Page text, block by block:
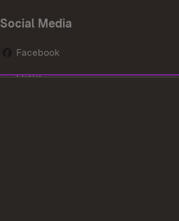
Social Media
Facebook
Flickr